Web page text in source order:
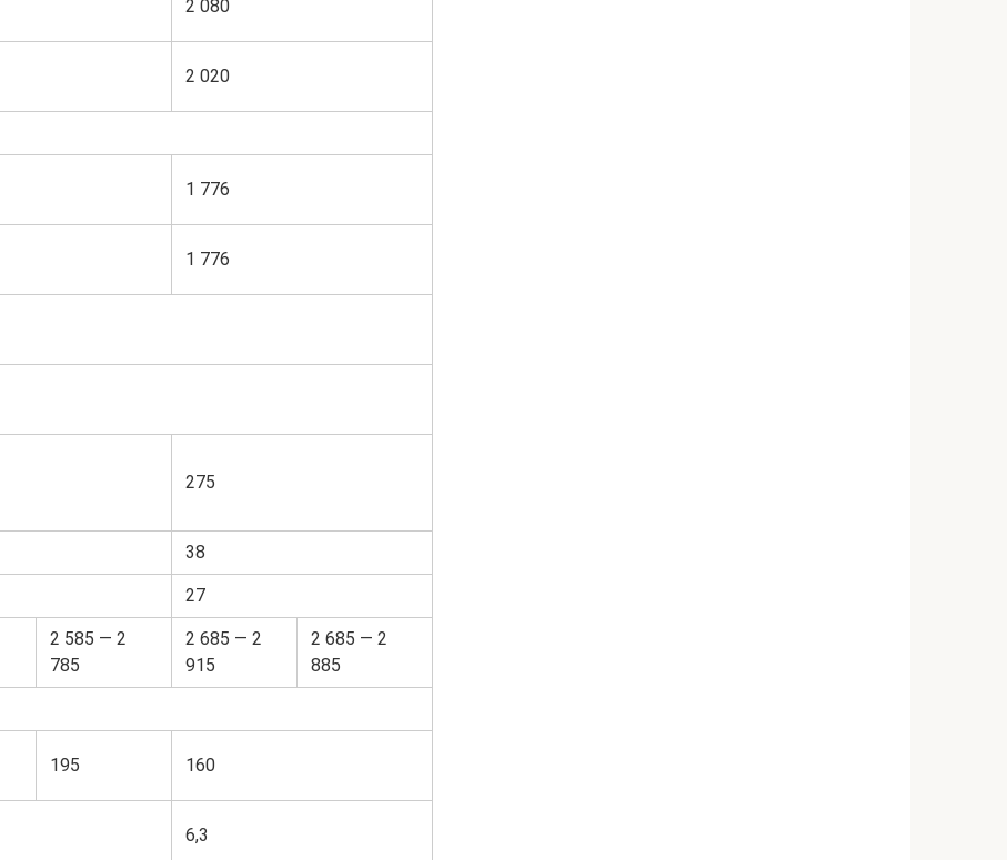
2 080
2 020
1 776
1 776
275
38
27
2 585 — 2
785
2 685 — 2
915
2 685 — 2
885
195 160
6,3